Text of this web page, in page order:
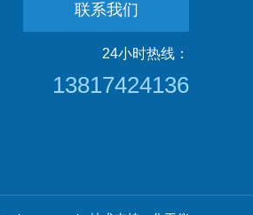
联系我们
24小时热线：
13817424136